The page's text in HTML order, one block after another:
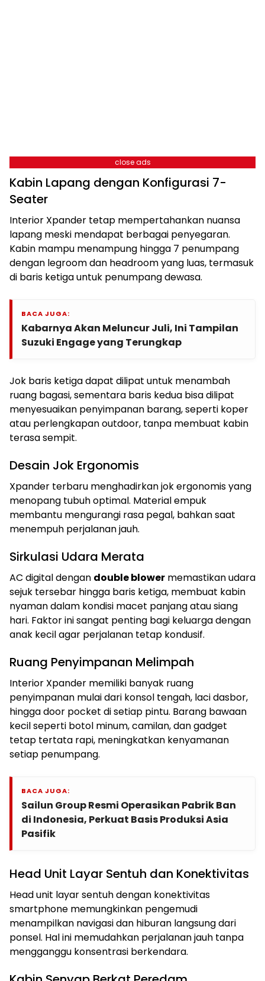
close ads
Kabin Lapang dengan Konfigurasi 7-
Seater
Interior Xpander tetap mempertahankan nuansa
lapang meski mendapat berbagai penyegaran.
Kabin mampu menampung hingga 7 penumpang
dengan legroom dan headroom yang luas, termasuk
di baris ketiga untuk penumpang dewasa.
BACA JUGA:
Kabarnya Akan Meluncur Juli, Ini Tampilan
Suzuki Engage yang Terungkap
Jok baris ketiga dapat dilipat untuk menambah
ruang bagasi, sementara baris kedua bisa dilipat
menyesuaikan penyimpanan barang, seperti koper
atau perlengkapan outdoor, tanpa membuat kabin
terasa sempit.
Desain Jok Ergonomis
Xpander terbaru menghadirkan jok ergonomis yang
menopang tubuh optimal. Material empuk
membantu mengurangi rasa pegal, bahkan saat
menempuh perjalanan jauh.
Sirkulasi Udara Merata
AC digital dengan double blower memastikan udara
sejuk tersebar hingga baris ketiga, membuat kabin
nyaman dalam kondisi macet panjang atau siang
hari. Faktor ini sangat penting bagi keluarga dengan
anak kecil agar perjalanan tetap kondusif.
Ruang Penyimpanan Melimpah
Interior Xpander memiliki banyak ruang
penyimpanan mulai dari konsol tengah, laci dasbor,
hingga door pocket di setiap pintu. Barang bawaan
kecil seperti botol minum, camilan, dan gadget
tetap tertata rapi, meningkatkan kenyamanan
setiap penumpang.
BACA JUGA:
Sailun Group Resmi Operasikan Pabrik Ban
di Indonesia, Perkuat Basis Produksi Asia
Pasifik
Head Unit Layar Sentuh dan Konektivitas
Head unit layar sentuh dengan konektivitas
smartphone memungkinkan pengemudi
menampilkan navigasi dan hiburan langsung dari
ponsel. Hal ini memudahkan perjalanan jauh tanpa
mengganggu konsentrasi berkendara.